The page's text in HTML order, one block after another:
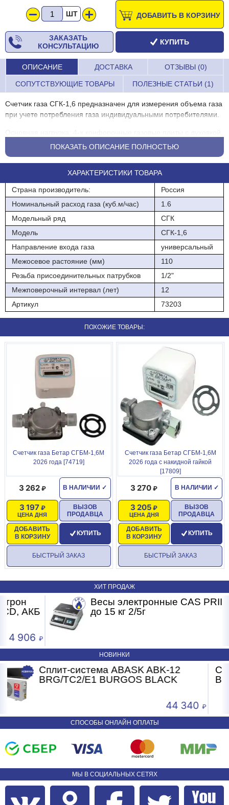
ШТ ДОБАВИТЬ В КОРЗИНУ
ЗАКАЗАТЬ
КОНСУЛЬТАЦИЮ
КУПИТЬ
ОПИСАНИЕ ДОСТАВКА ОТЗЫВЫ (0)
СОПУТСТВУЮЩИЕ ТОВАРЫ ПОЛЕЗНЫЕ СТАТЬИ (1)
Счетчик газа СГК-1,6 предназначен для измерения объема газа
при учете потребления газа индивидуальными потребителями.
Счетчик эксплуатируется при температуре окружающего
воздуха от
-10°С до +50°С, относительной влажности воздуха не более
95% при температуре плюс 35°С.
Счетчик устанавливается как на вертикальном, так и на
горизонтальном газопроводе. Счетчик имеет отсчетное
устройство в виде ЖКИ,
на котором цифры слева до точки показывают объём газа в
кубических метрах, а три цифры после точки соответственно в
десятых,
сотых и тысячных долях кубического метра.
ПОКАЗАТЬ ОПИСАНИЕ ПОЛНОСТЬЮ
ХАРАКТЕРИСТИКИ ТОВАРА
Страна производитель:
Россия
Номинальный расход газа (куб.м/час)
1.6
Модельный ряд
СГК
Модель
СГК-1,6
Направление входа газа
универсальный
Межосевое растояние (мм)
110
Резьба присоединительных патрубков
1/2"
Межповерочный интервал (лет)
12
Артикул
73203
ПОХОЖИЕ ТОВАРЫ:
Счетчик газа Бетар СГБМ-1,6М
2026 года [74719]
В НАЛИЧИИ ✓
3 262
ЦЕНА ДНЯ
3 197
ДОБАВИТЬ
В КОРЗИНУ
ВЫЗОВ
ПРОДАВЦА
КУПИТЬ
БЫСТРЫЙ ЗАКАЗ
Счетчик газа Бетар СГБМ-1,6М
2026 года с накидной гайкой
[17809]
В НАЛИЧИИ ✓
3 270
ЦЕНА ДНЯ
3 205
ДОБАВИТЬ
В КОРЗИНУ
ВЫЗОВ
ПРОДАВЦА
КУПИТЬ
БЫСТРЫЙ ЗАКАЗ
ХИТ ПРОДАЖ
Весы электронные CAS PRII -15CD
до 15 кг 2/5г
НОВИНКИ
Сплит-система ABASK ABK-07
BRG/TC2/E1 BURGOS BLACK
24
СПОСОБЫ ОНЛАЙН ОПЛАТЫ
МЫ В СОЦИАЛЬНЫХ СЕТЯХ